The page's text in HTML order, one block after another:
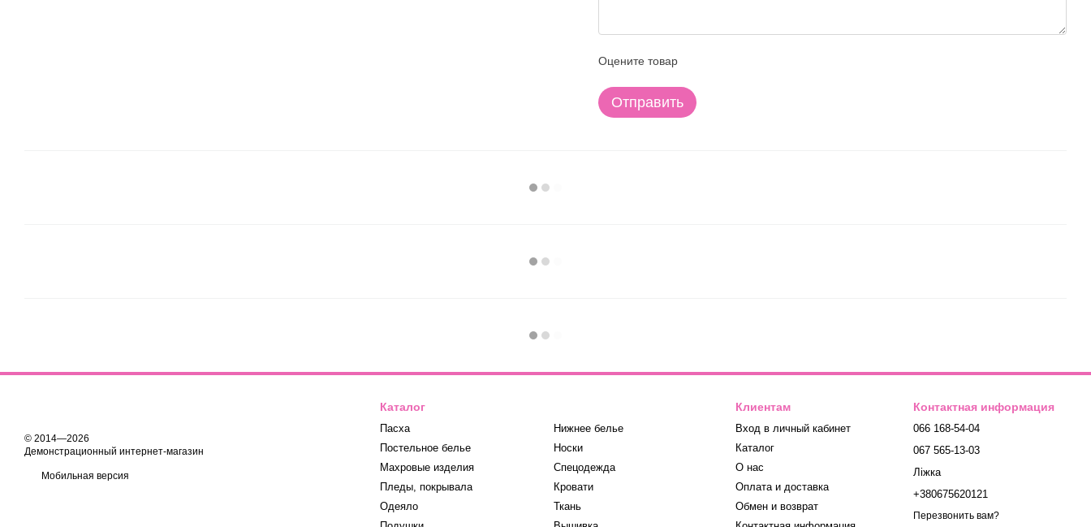
Оцените товар
Отправить
© 2014—2026
Демонстрационный интернет-магазин
Мобильная версия
Каталог
Пасха
Постельное белье
Махровые изделия
Пледы, покрывала
Одеяло
Нижнее белье
Носки
Спецодежда
Кровати
Ткань
Клиентам
Вход в личный кабинет
Каталог
О нас
Оплата и доставка
Обмен и возврат
Контактная информация
066 168-54-04
067 565-13-03
Ліжка
+380675620121
Перезвонить вам?